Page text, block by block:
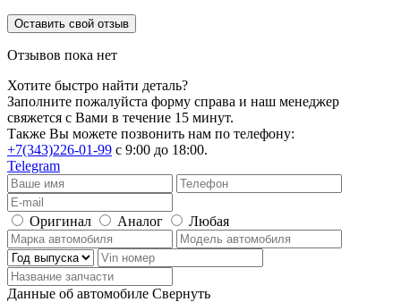
Оставить свой отзыв
Отзывов пока нет
Хотите быстро найти деталь?
Заполните пожалуйста форму справа и наш менеджер
свяжется с Вами в течение 15 минут.
Также Вы можете позвонить нам по телефону:
+7(343)226-01-99 с 9:00 до 18:00.
Telegram
Оригинал Аналог Любая
Данные об автомобиле Свернуть